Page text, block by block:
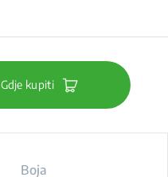
Gdje kupiti
Boja